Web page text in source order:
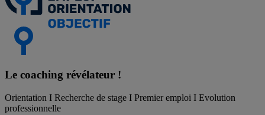
Le coaching révélateur !
Orientation I Recherche de stage I Premier emploi I Evolution
professionnelle